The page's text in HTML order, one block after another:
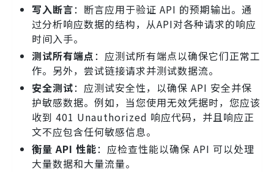
写入断言：断言应用于验证 API 的预期输出。通
过分析响应数据的结构，从API对各种请求的响应
时间入手。
测试所有端点 ：应测试所有端点以确保它们正常工
作。另外，尝试链接请求并测试数据流。
安全测试：应测试安全性，以确保 API 安全并保
护敏感数据。例如，当您使用无效凭据时，您应该
收到 401 Unauthorized 响应代码，并且响应正
文不应包含任何敏感信息。
衡量 API 性能：应检查性能以确保 API 可以处理
大量数据和大量流量。